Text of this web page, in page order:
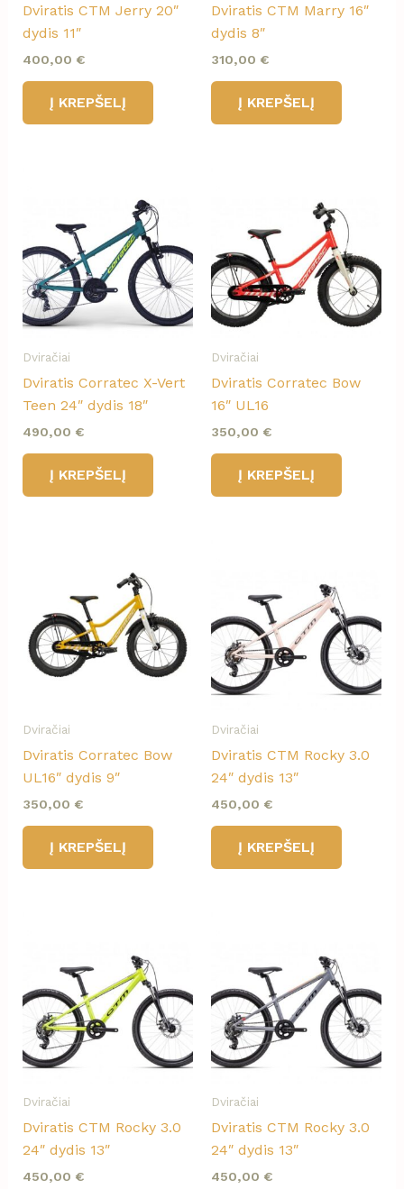
Dviratis CTM Jerry 20″
dydis 11″
400,00 €
Į KREPŠELĮ
Dviratis CTM Marry 16″
dydis 8″
310,00 €
Į KREPŠELĮ
Dviračiai
Dviratis Corratec X-Vert
Teen 24″ dydis 18″
490,00 €
Į KREPŠELĮ
Dviračiai
Dviratis Corratec Bow
16″ UL16
350,00 €
Į KREPŠELĮ
Dviračiai
Dviratis Corratec Bow
UL16″ dydis 9″
350,00 €
Į KREPŠELĮ
Dviračiai
Dviratis CTM Rocky 3.0
24″ dydis 13″
450,00 €
Į KREPŠELĮ
Dviračiai
Dviratis CTM Rocky 3.0
24″ dydis 13″
450,00 €
Dviračiai
Dviratis CTM Rocky 3.0
24″ dydis 13″
450,00 €